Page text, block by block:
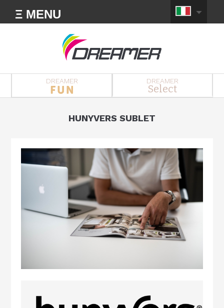
Ξ MENU
DREAMER DREAMER
Select
HUNYVERS SUBLET